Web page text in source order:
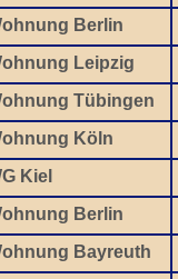
Berlin
Leipzig
Tübingen
Köln
Kiel
Berlin
Bayreuth